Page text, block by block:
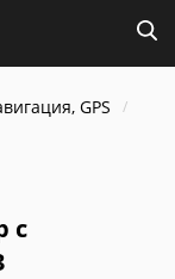
GPS
с